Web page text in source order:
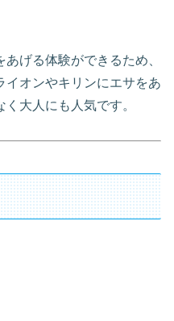
げる体験ができるため、
イオンやキリンにエサをあ
大人にも人気です。